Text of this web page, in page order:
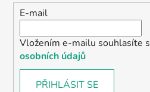
E-mail
Vložením e-mailu souhlasíte s
osobních údajů
PŘIHLÁSIT SE